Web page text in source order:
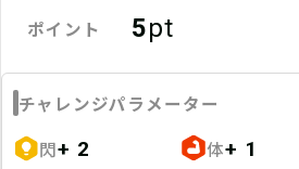
ポイント 5pt
チャレンジパラメーター
閃+ 2 体+ 1